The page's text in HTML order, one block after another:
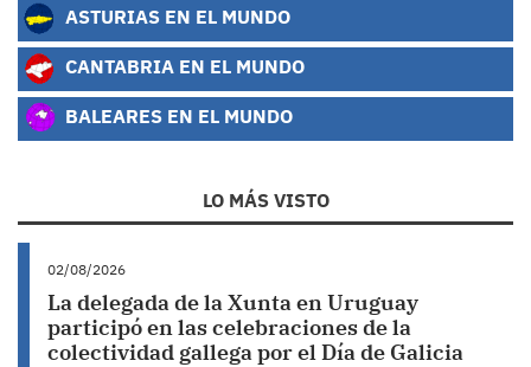
ASTURIAS EN EL MUNDO
CANTABRIA EN EL MUNDO
BALEARES EN EL MUNDO
LO MÁS VISTO
02/08/2026
La delegada de la Xunta en Uruguay
participó en las celebraciones de la
colectividad gallega por el Día de Galicia